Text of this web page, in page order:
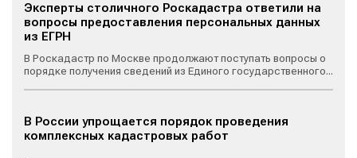
Эксперты столичного Роскадастра ответили на
вопросы предоставления персональных данных
из ЕГРН
В Роскадастр по Москве продолжают поступать вопросы о
порядке получения сведений из Единого государственного...
В России упрощается порядок проведения
комплексных кадастровых работ